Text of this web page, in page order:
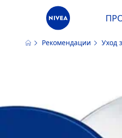
Рекомендации Уход